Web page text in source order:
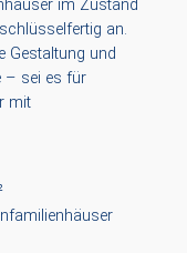
im Zustand
an.
Gestaltung und
– sei es für
mit